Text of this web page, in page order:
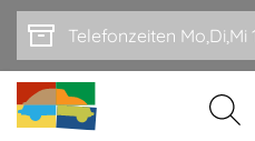
Zum Hauptinhalt springen